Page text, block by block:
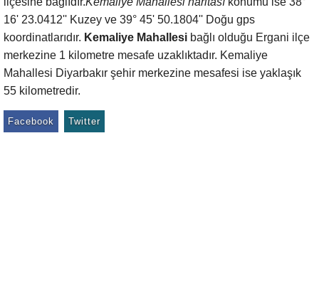
16' 23.0412'' Kuzey ve 39° 45' 50.1804'' Doğu gps
koordinatlarıdır. Kemaliye Mahallesi bağlı olduğu Ergani ilçe
merkezine 1 kilometre mesafe uzaklıktadır. Kemaliye
Mahallesi Diyarbakır şehir merkezine mesafesi ise yaklaşık
55 kilometredir.
Facebook Twitter